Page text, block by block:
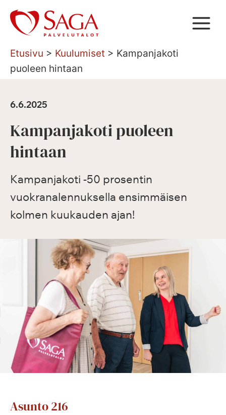
Siirry
sisältöön
Etusivu > Kuulumiset > Kampanjakoti
puoleen hintaan
6.6.2025
Kampanjakoti puoleen
hintaan
Kampanjakoti -50 prosentin
vuokranalennuksella ensimmäisen
kolmen kuukauden ajan!
Asunto 216